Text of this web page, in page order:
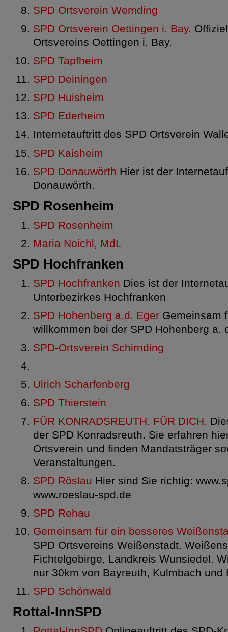
SPD Ortsverein Wemding
SPD Ortsverein Oettingen i. Bay.
Ortsvereins Oettingen i. Bay.
SPD Tapfheim
SPD Deiningen
SPD Huisheim
SPD Ederheim
Internetauftritt des SPD Ortsverein
SPD Kaisheim
SPD Donauwörth Hier ist der
Donauwörth.
SPD Rosenheim
SPD Rosenheim
Maria Noichl, MdL
SPD Hochfranken
SPD Hochfranken Dies ist der
Unterbezirkes Hochfranken
SPD Hohenberg a.d. Eger Gemeinsam
willkommen bei der SPD Hohenberg a.
SPD-Ortsverein Schirnding
Ulrich Scharfenberg
SPD Thierstein
FÜR KONRADSREUTH. FÜR DICH.
der SPD Konradsreuth. Sie erfahren
Ortsverein und finden Mandatsträger
Veranstaltungen.
SPD Röslau Hier sind Sie richtig:
www.roeslau-spd.de
SPD Rehau
Gemeinsam für ein besseres
SPD Ortsvereins Weißenstadt.
Fichtelgebirge, Landkreis Wunsiedel.
nur 30km von Bayreuth, Kulmbach und
SPD Schönwald
Rottal-InnSPD